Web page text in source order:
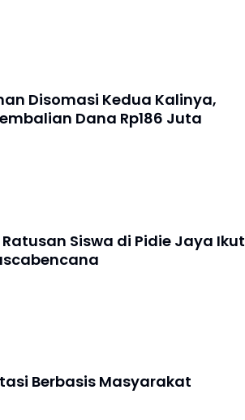
Disomasi Kedua Kalinya,
Dana Rp186 Juta
Siswa di Pidie Jaya Ikut
Berbasis Masyarakat